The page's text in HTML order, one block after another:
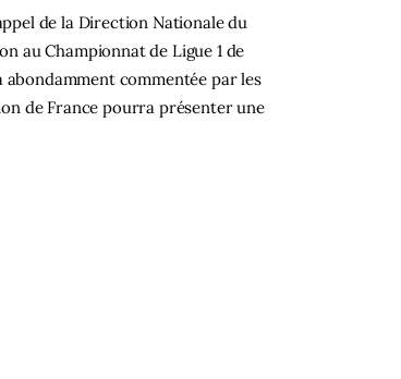
de la Direction Nationale du
au Championnat de Ligue 1 de
abondamment commentée par les
de France pourra présenter une